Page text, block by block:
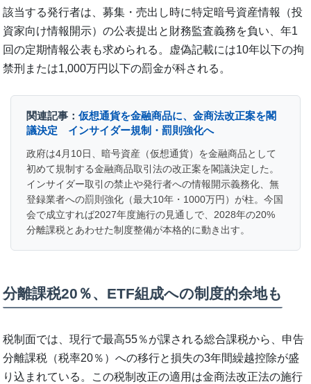
該当する発行者は、募集・売出し時に特定暗号資産情報（投
資家向け情報開示）の公表提出と財務監査義務を負い、年1
回の定期情報公表も求められる。虚偽記載には10年以下の拘
禁刑または1,000万円以下の罰金が科される。
関連記事：仮想通貨を金融商品に、金商法改正案を閣
議決定 インサイダー規制・罰則強化へ
政府は4月10日、暗号資産（仮想通貨）を金融商品として
初めて規制する金融商品取引法の改正案を閣議決定した。
インサイダー取引の禁止や発行者への情報開示義務化、無
登録業者への罰則強化（最大10年・1000万円）が柱。今国
会で成立すれば2027年度施行の見通しで、2028年の20%
分離課税とあわせた制度整備が本格的に動き出す。
分離課税20％、ETF組成への制度的余地も
税制面では、現行で最高55％が課される総合課税から、申告
分離課税（税率20％）への移行と損失の3年間繰越控除が盛
り込まれている。この税制改正の適用は金商法改正法の施行